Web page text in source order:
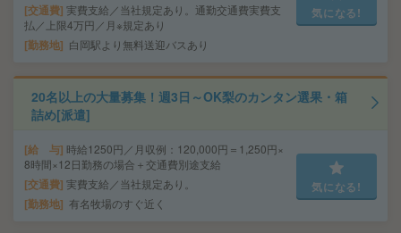
交通費 実費支給／当社規定あり。通勤交通費実費支
払／上限4万円／月※規定あり
勤務地 白岡駅より無料送迎バスあり
気になる!
20名以上の大量募集！週3日～OK梨のカンタン選果・箱
詰め[派遣]
給 与 時給1250円／月収例：120,000円＝1,250円×
8時間×12日勤務の場合＋交通費別途支給
交通費 実費支給／当社規定あり。
勤務地 有名牧場のすぐ近く
気になる!